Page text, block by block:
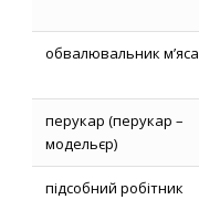
обвалювальник м’яса
перукар (перукар –
модельєр)
підсобний робітник